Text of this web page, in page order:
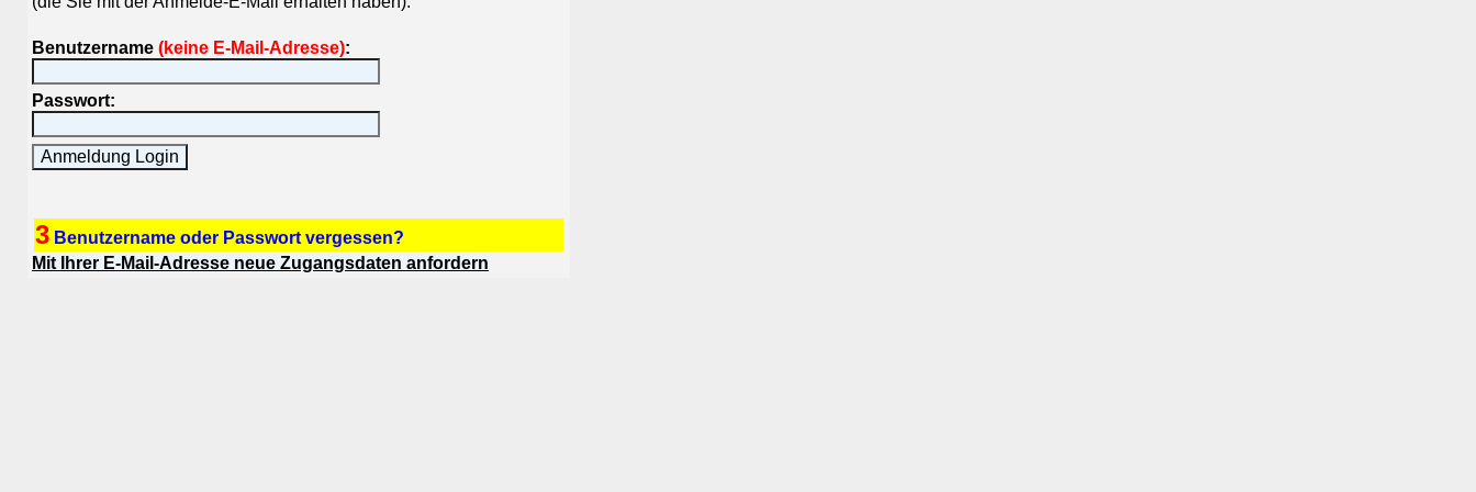
Benutzername (keine E-Mail-Adresse):
Passwort:
3 Benutzername oder Passwort vergessen?
Mit Ihrer E-Mail-Adresse neue Zugangsdaten anfordern